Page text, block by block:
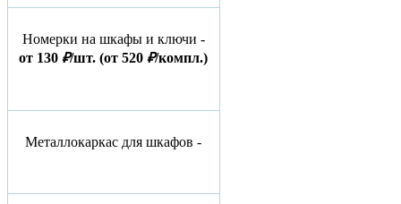
Номерки на шкафы и ключи -
от 130₽/шт. (от 520₽/компл.)
Металлокаркас для шкафов -